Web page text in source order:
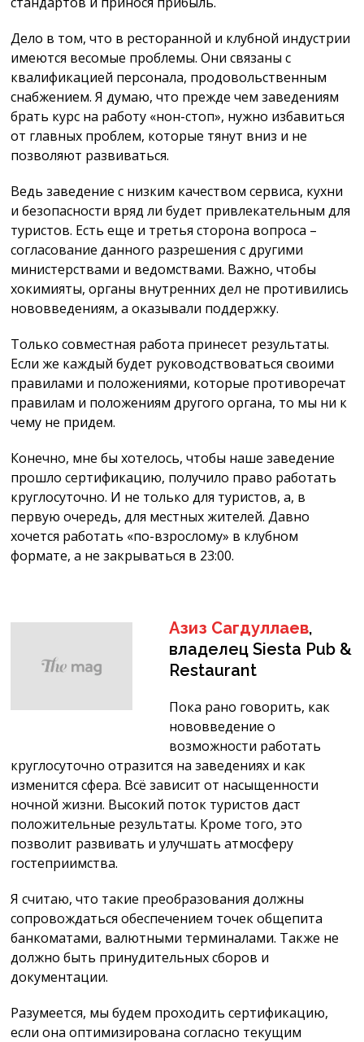
Дело в том, что в ресторанной и клубной индустрии
имеются весомые проблемы. Они связаны с
квалификацией персонала, продовольственным
снабжением. Я думаю, что прежде чем заведениям
брать курс на работу «нон-стоп», нужно избавиться
от главных проблем, которые тянут вниз и не
позволяют развиваться.
Ведь заведение с низким качеством сервиса, кухни
и безопасности вряд ли будет привлекательным для
туристов. Есть еще и третья сторона вопроса –
согласование данного разрешения с другими
министерствами и ведомствами. Важно, чтобы
хокимияты, органы внутренних дел не противились
нововведениям, а оказывали поддержку.
Только совместная работа принесет результаты.
Если же каждый будет руководствоваться своими
правилами и положениями, которые противоречат
правилам и положениям другого органа, то мы ни к
чему не придем.
Конечно, мне бы хотелось, чтобы наше заведение
прошло сертификацию, получило право работать
круглосуточно. И не только для туристов, а, в
первую очередь, для местных жителей. Давно
хочется работать «по-взрослому» в клубном
формате, а не закрываться в 23:00.
Азиз Сагдуллаев,
владелец Siesta Pub &
Restaurant
Пока рано говорить, как
нововведение о
возможности работать
круглосуточно отразится на заведениях и как
изменится сфера. Всё зависит от насыщенности
ночной жизни. Высокий поток туристов даст
положительные результаты. Кроме того, это
позволит развивать и улучшать атмосферу
гостеприимства.
Я считаю, что такие преобразования должны
сопровождаться обеспечением точек общепита
банкоматами, валютными терминалами. Также не
должно быть принудительных сборов и
документации.
Разумеется, мы будем проходить сертификацию,
если она оптимизирована согласно текущим